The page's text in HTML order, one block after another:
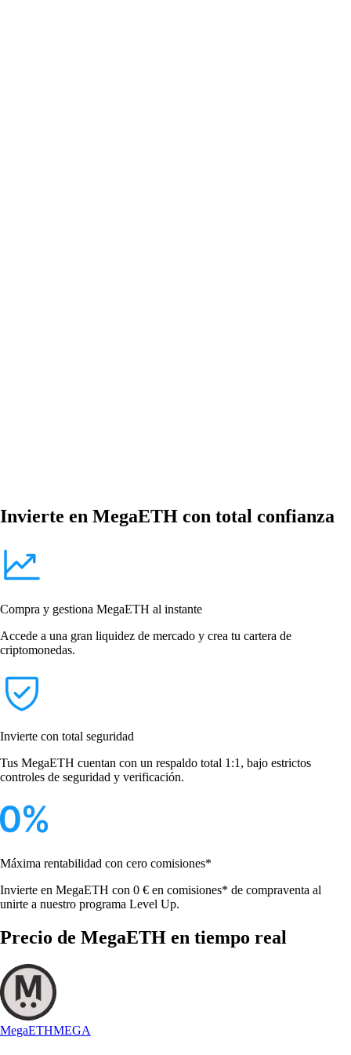
Invierte en MegaETH con total confianza
Compra y gestiona MegaETH al instante
Accede a una gran liquidez de mercado y crea tu cartera de
criptomonedas.
Invierte con total seguridad
Tus MegaETH cuentan con un respaldo total 1:1, bajo estrictos
controles de seguridad y verificación.
Máxima rentabilidad con cero comisiones*
Invierte en MegaETH con 0 € en comisiones* de compraventa al
unirte a nuestro programa Level Up.
Precio de MegaETH en tiempo real
MegaETHMEGA